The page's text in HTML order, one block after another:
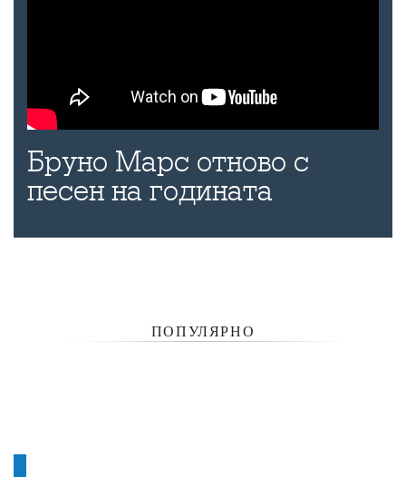
Бруно Марс отново с
песен на годината
ПОПУЛЯРНО